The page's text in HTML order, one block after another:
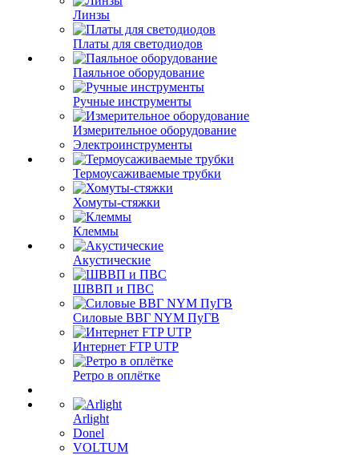
Линзы
Платы для светодиодов
Паяльное оборудование
Ручные инструменты
Измерительное оборудование
Электроинструменты
Термоусаживаемые трубки
Хомуты-стяжки
Клеммы
Акустические
ШВВП и ПВС
Силовые ВВГ NYM ПуГВ
Интернет FTP UTP
Ретро в оплётке
Arlight
Donel
VOLTUM